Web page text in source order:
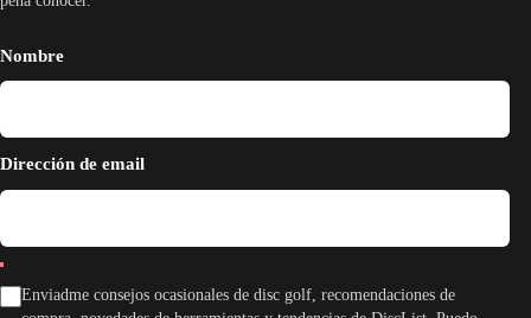
Nombre
Dirección de email
Enviadme consejos ocasionales de disc golf, recomendaciones de